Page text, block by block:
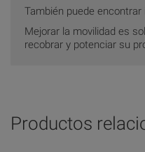
También puede
Mejorar la movilidad es
recobrar y potenciar su
Productos